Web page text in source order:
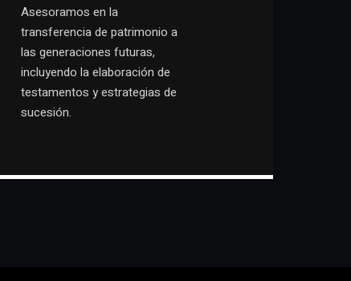
Asesoramos en la
transferencia de patrimonio a
las generaciones futuras,
incluyendo la elaboración de
testamentos y estrategias de
sucesión.